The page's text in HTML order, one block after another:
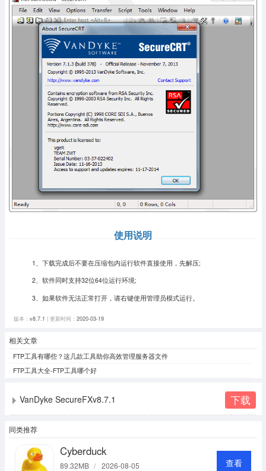
使用说明
1、下载完成后不要在压缩包内运行软件直接使用，先解压;
2、软件同时支持32位64位运行环境;
3、如果软件无法正常打开，请右键使用管理员模式运行。
版本： v8.7.1 | 更新时间： 2020-03-19
相关文章
FTP工具有哪些？这几款工具助你高效管理服务器文件
FTP工具大全-FTP工具哪个好
VanDyke SecureFXv8.7.1 下载
同类推荐
Cyberduck
89.32MB / 2026-08-05 查看